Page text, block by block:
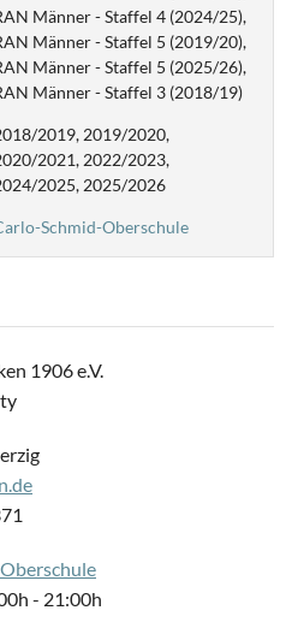
Männer - Staffel 4 (2024/25),
Männer - Staffel 5 (2019/20),
Männer - Staffel 5 (2025/26),
Männer - Staffel 3 (2018/19)
2019, 2019/2020,
2021, 2022/2023,
2025, 2025/2026
Schmid-Oberschule
1906 e.V.
- 21:00h